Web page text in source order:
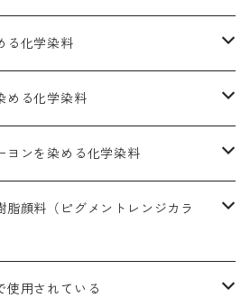
る化学染料
単
める化学染料
ヨンを染める化学染料
黄色）
脂顔料（ピグメントレンジカラ
使用されている